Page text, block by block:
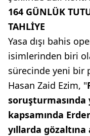
164 GÜNLÜK
TAHLİYE
Yasa dışı bahis
isimlerinden biri
sürecinde yeni bir
Hasan Zaid Ezim, "
kapsamında
yıllarda gözaltına